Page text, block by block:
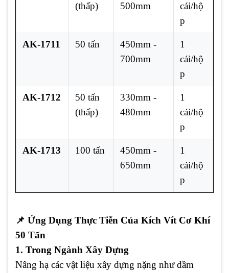
(thấp)
500mm
cái/hộ
p
AK-1711 50 tấn
450mm -
700mm
1
cái/hộ
p
AK-1712
50 tấn
(thấp)
330mm -
480mm
1
cái/hộ
p
AK-1713 100 tấn
450mm -
650mm
1
cái/hộ
p
📌 Ứng Dụng Thực Tiễn Của Kích Vít Cơ Khí
50 Tấn
1. Trong Ngành Xây Dựng
Nâng hạ các vật liệu xây dựng nặng như dầm